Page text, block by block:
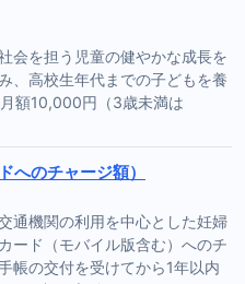
会を担う児童の健やかな成長を
、高校生年代までの子どもを養
額10,000円（3歳未満は
へのチャージ額）
通機関の利用を中心とした妊婦
ード（モバイル版含む）へのチ
帳の交付を受けてから1年以内